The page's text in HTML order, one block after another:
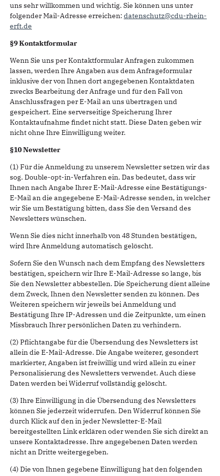
uns sehr willkommen und wichtig. Sie können uns unter
folgender Mail-Adresse erreichen: datenschutz@cdu-rhein-
erft.de
§9 Kontaktformular
Wenn Sie uns per Kontaktformular Anfragen zukommen
lassen, werden Ihre Angaben aus dem Anfrageformular
inklusive der von Ihnen dort angegebenen Kontaktdaten
zwecks Bearbeitung der Anfrage und für den Fall von
Anschlussfragen per E-Mail an uns übertragen und
gespeichert. Eine serverseitige Speicherung Ihrer
Kontaktaufnahme findet nicht statt. Diese Daten geben wir
nicht ohne Ihre Einwilligung weiter.
§10 Newsletter
(1) Für die Anmeldung zu unserem Newsletter setzen wir das
sog. Double-opt-in-Verfahren ein. Das bedeutet, dass wir
Ihnen nach Angabe Ihrer E-Mail-Adresse eine Bestätigungs-
E-Mail an die angegebene E-Mail-Adresse senden, in welcher
wir Sie um Bestätigung bitten, dass Sie den Versand des
Newsletters wünschen.
Wenn Sie dies nicht innerhalb von 48 Stunden bestätigen,
wird Ihre Anmeldung automatisch gelöscht.
Sofern Sie den Wunsch nach dem Empfang des Newsletters
bestätigen, speichern wir Ihre E-Mail-Adresse so lange, bis
Sie den Newsletter abbestellen. Die Speicherung dient alleine
dem Zweck, Ihnen den Newsletter senden zu können. Des
Weiteren speichern wir jeweils bei Anmeldung und
Bestätigung Ihre IP-Adressen und die Zeitpunkte, um einen
Missbrauch Ihrer persönlichen Daten zu verhindern.
(2) Pflichtangabe für die Übersendung des Newsletters ist
allein die E-Mail-Adresse. Die Angabe weiterer, gesondert
markierter, Angaben ist freiwillig und wird allein zu einer
Personalisierung des Newsletters verwendet. Auch diese
Daten werden bei Widerruf vollständig gelöscht.
(3) Ihre Einwilligung in die Übersendung des Newsletters
können Sie jederzeit widerrufen. Den Widerruf können Sie
durch Klick auf den in jeder Newsletter-E-Mail
bereitgestellten Link erklären oder wenden Sie sich direkt an
unsere Kontaktadresse. Ihre angegebenen Daten werden
nicht an Dritte weitergegeben.
(4) Die von Ihnen gegebene Einwilligung hat den folgenden